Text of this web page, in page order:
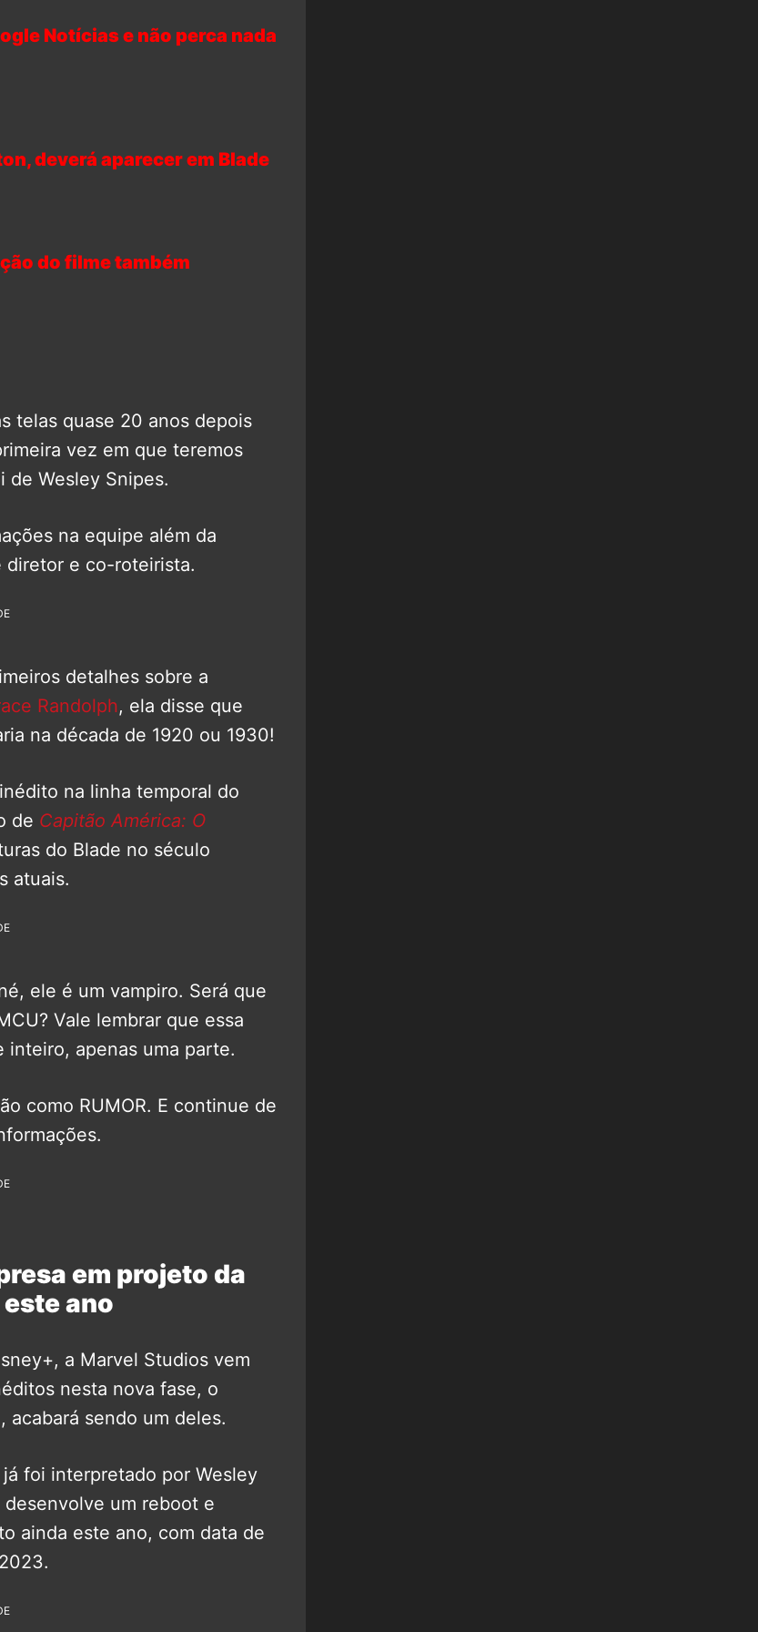
Notícias e não perca nada
deverá aparecer em Blade
do filme também
telas quase 20 anos depois
vez em que teremos
de Wesley Snipes.
na equipe além da
diretor e co-roteirista.
detalhes sobre a
Randolph, ela disse que
na década de 1920 ou 1930!
na linha temporal do
de Capitão América: O
do Blade no século
atuais.
ele é um vampiro. Será que
Vale lembrar que essa
inteiro, apenas uma parte.
como RUMOR. E continue de
em projeto da
ano
a Marvel Studios vem
nesta nova fase, o
, acabará sendo um deles.
foi interpretado por Wesley
um reboot e
ainda este ano, com data de